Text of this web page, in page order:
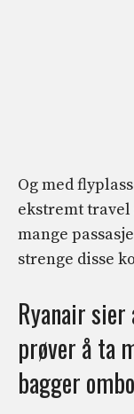
Og med
ekstremt travel
mange
strenge disse
Ryanair
prøver å ta
bagger